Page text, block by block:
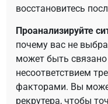
восстановитесь
Проанализируйте
почему вас не
может быть
несоответствием
факторами. Вы
рекрутера, чтобы